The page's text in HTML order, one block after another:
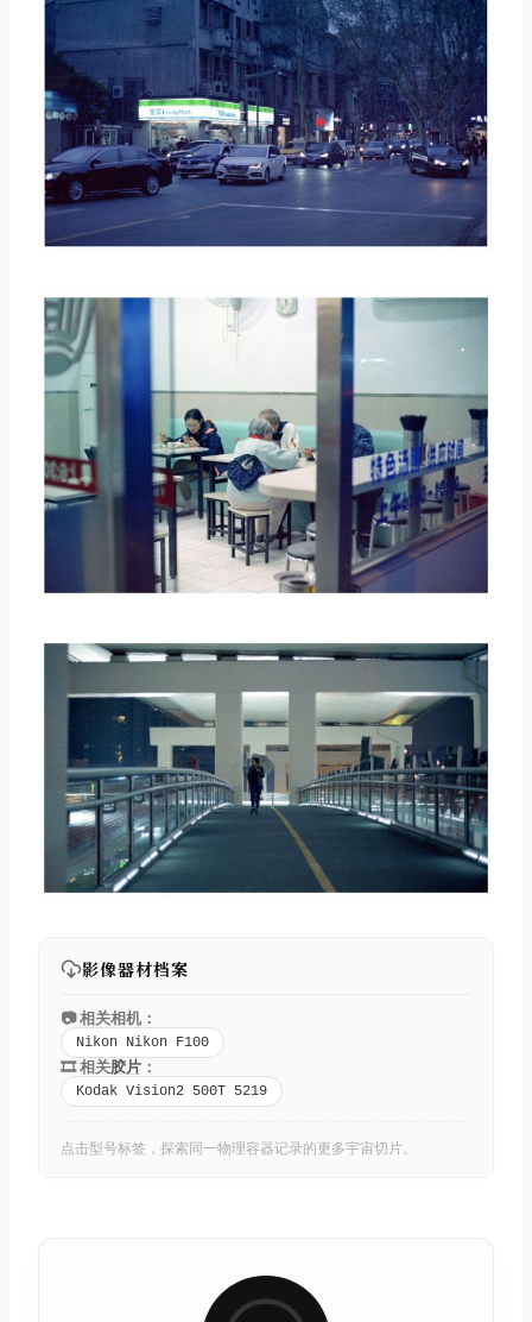
影像器材档案
📷 相关相机：
Nikon Nikon F100
🎞️ 相关胶片 ：
Kodak Vision2 500T 5219
点击型号标签，探索同一物理容器记录的更多宇宙切片。